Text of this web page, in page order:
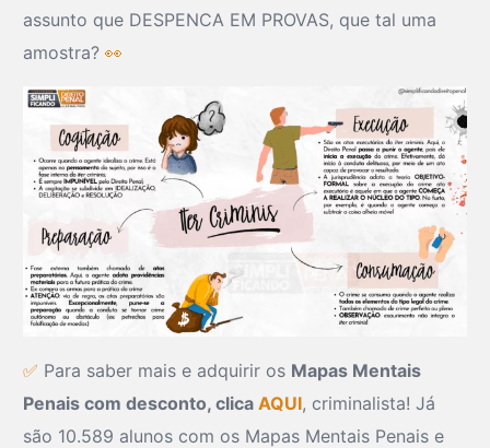
assunto que DESPENCA EM PROVAS, que tal uma
amostra?👀
✅ Para saber mais e adquirir os Mapas Mentais
Penais com desconto, clicaAQUI, criminalista! Já
são 10.589 alunos com os Mapas Mentais Penais e